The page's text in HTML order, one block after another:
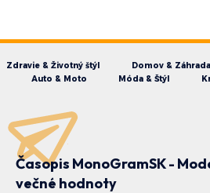
Zdravie & Životný štýl Domov & Záhrada
Auto & Moto
Móda & Štýl
Časopis MonoGramSK -
večné hodnoty